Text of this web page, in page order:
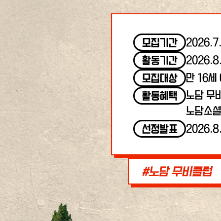
모집기간
활동기간
모집대상
만 16세
활동혜택
노담 무
노담소
선정발표